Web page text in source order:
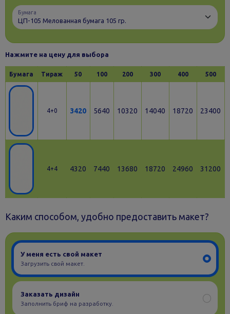
Бумага
Нажмите на цену для выбора
Бумага Тираж 50 100 200 300 400 500
4+0 3420 5640 10320 14040 18720 23400
4+4 4320 7440 13680 18720 24960 31200
Каким способом, удобно предоставить макет?
У меня есть свой макет
Загрузить свой макет.
Заказать дизайн
Заполнить бриф на разработку.